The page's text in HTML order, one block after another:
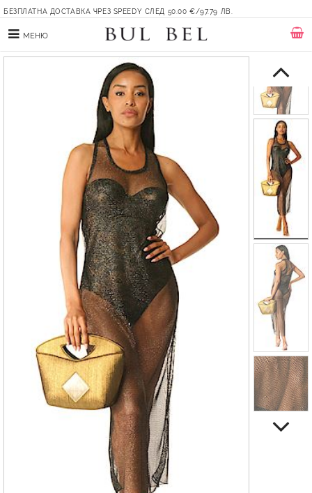
БЕЗПЛАТНА ДОСТАВКА ЧРЕЗ SPEEDY СЛЕД 50.00 €/97.79 ЛВ.
МЕНЮ